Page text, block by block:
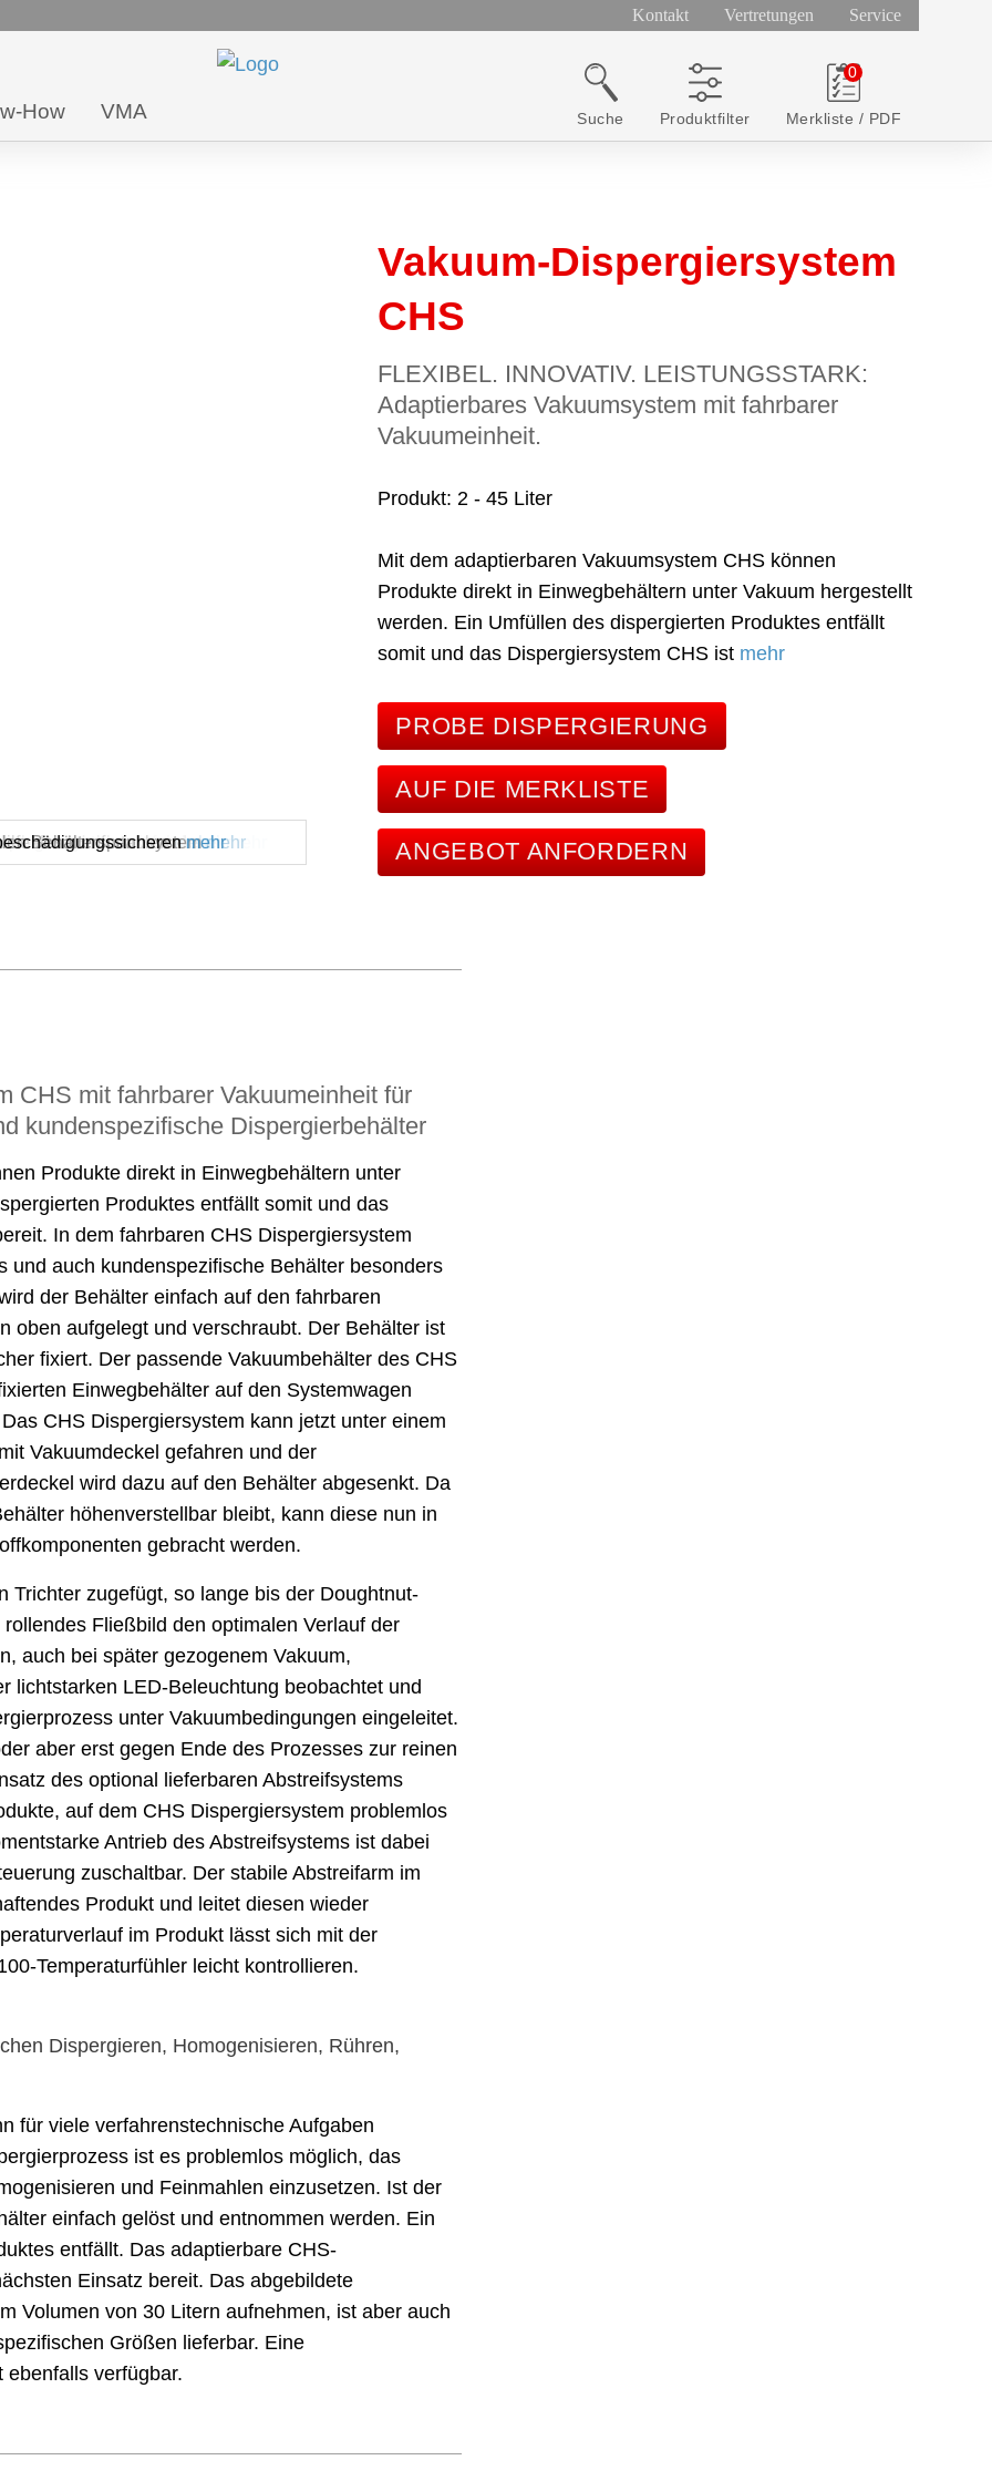
Kontakt Vertretungen Service
How VMA Suche Produktfilter Merkliste / PDF
mit fahrbarermehr
Hobbocks undmehr
des komfortablenmehr
Behälterspannsystemmehr
mehr
Vakuum-Dispergiersystem
CHS
FLEXIBEL. INNOVATIV. LEISTUNGSSTARK:
Adaptierbares Vakuumsystem mit fahrbarer
Vakuumeinheit.
Produkt 2 - 45 Liter
Mit dem adaptierbaren Vakuumsystem CHS können
Produkte direkt in Einwegbehältern unter Vakuum hergestellt
werden. Ein Umfüllen des dispergierten Produktes entfällt
somit und das Dispergiersystem CHS ist mehr
PROBE DISPERGIERUNG
AUF DIE MERKLISTE
ANGEBOT ANFORDERN
CHS mit fahrbarer Vakuumeinheit für
kundenspezifische Dispergierbehälter
Produkte direkt in Einwegbehältern unter
Produktes entfällt somit und das
In dem fahrbaren CHS Dispergiersystem
und auch kundenspezifische Behälter besonders
der Behälter einfach auf den fahrbaren
oben aufgelegt und verschraubt. Der Behälter ist
fixiert. Der passende Vakuumbehälter des CHS
Einwegbehälter auf den Systemwagen
CHS Dispergiersystem kann jetzt unter einem
Vakuumdeckel gefahren und der
wird dazu auf den Behälter abgesenkt. Da
höhenverstellbar bleibt, kann diese nun in
gebracht werden.
Trichter zugefügt, so lange bis der Doughtnut-
Fließbild den optimalen Verlauf der
auch bei später gezogenem Vakuum,
lichtstarken LED-Beleuchtung beobachtet und
unter Vakuumbedingungen eingeleitet.
aber erst gegen Ende des Prozesses zur reinen
des optional lieferbaren Abstreifsystems
auf dem CHS Dispergiersystem problemlos
Antrieb des Abstreifsystems ist dabei
zuschaltbar. Der stabile Abstreifarm im
Produkt und leitet diesen wieder
im Produkt lässt sich mit der
Temperaturfühler leicht kontrollieren.
Dispergieren, Homogenisieren, Rühren,
für viele verfahrenstechnische Aufgaben
ist es problemlos möglich, das
und Feinmahlen einzusetzen. Ist der
einfach gelöst und entnommen werden. Ein
entfällt. Das adaptierbare CHS-
Einsatz bereit. Das abgebildete
Volumen von 30 Litern aufnehmen, ist aber auch
Größen lieferbar. Eine
ebenfalls verfügbar.